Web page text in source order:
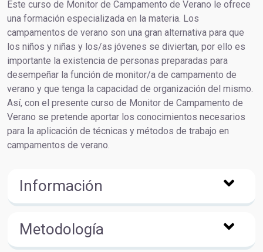
Este curso de Monitor de Campamento de Verano le ofrece
una formación especializada en la materia. Los
campamentos de verano son una gran alternativa para que
los niños y niñas y los/as jóvenes se diviertan, por ello es
importante la existencia de personas preparadas para
desempeñar la función de monitor/a de campamento de
verano y que tenga la capacidad de organización del mismo.
Así, con el presente curso de Monitor de Campamento de
Verano se pretende aportar los conocimientos necesarios
para la aplicación de técnicas y métodos de trabajo en
campamentos de verano.
Información
Metodología